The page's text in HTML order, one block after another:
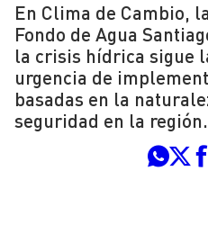
En Clima de Cambio,
Fondo de Agua
la crisis hídrica sigue
urgencia de
basadas en la
seguridad en la región.